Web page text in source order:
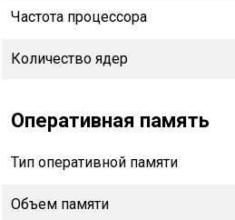
Частота процессора
Количество ядер
Оперативная память
Тип оперативной памяти
Объем памяти